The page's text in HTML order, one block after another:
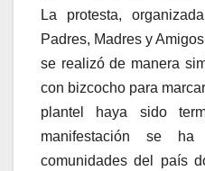
La protesta,
Padres, Madres y
se realizó de manera
con bizcocho para
plantel haya sido
manifestación se
comunidades del país